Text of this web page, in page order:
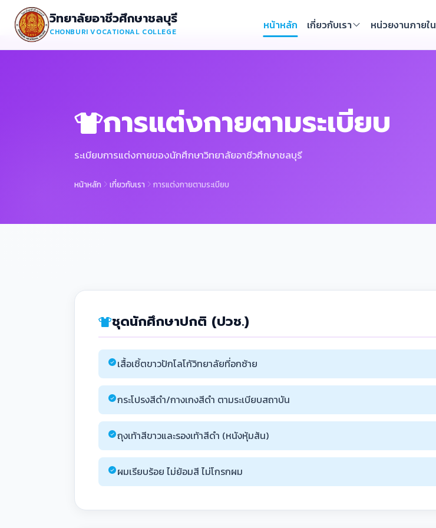
วิทยาลัยอาชีวศึกษาชลบุรี
CHONBURI VOCATIONAL COLLEGE
หน้าหลัก เกี่ยวกับเรา หน่วยงานภายใน
การแต่งกายตามระเบียบ
ระเบียบการแต่งกายของนักศึกษาวิทยาลัยอาชีวศึกษาชลบุรี
หน้าหลัก เกี่ยวกับเรา การแต่งกายตามระเบียบ
ชุดนักศึกษาปกติ (ปวช.)
เสื้อเชิ้ตขาวปักโลโก้วิทยาลัยที่อกซ้าย
กระโปรงสีดำ/กางเกงสีดำ ตามระเบียบสถาบัน
ถุงเท้าสีขาวและรองเท้าสีดำ (หนังหุ้มส้น)
ผมเรียบร้อย ไม่ย้อมสี ไม่โกรกผม